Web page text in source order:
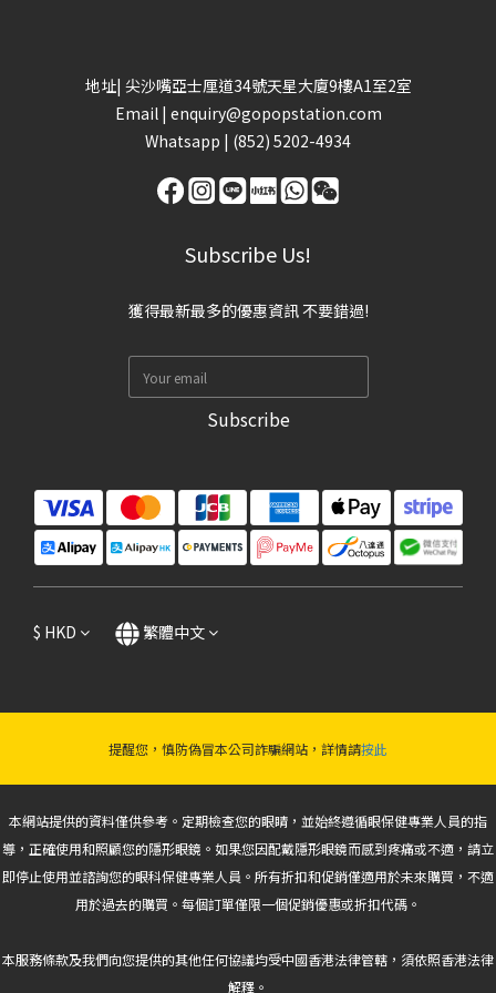
地址| 尖沙嘴亞士厘道34號天星大廈9樓A1至2室
Email | enquiry@gopopstation.com
Whatsapp | (852) 5202-4934
Subscribe Us!
獲得最新最多的優惠資訊 不要錯過!
Subscribe
$ HKD 繁體中文
提醒您，慎防偽冒本公司詐騙網站，詳情請按此
本網站提供的資料僅供參考。定期檢查您的眼睛，並始終遵循眼保健專業人員的指
導，正確使用和照顧您的隱形眼鏡。如果您因配戴隱形眼鏡而感到疼痛或不適，請立
即停止使用並諮詢您的眼科保健專業人員。所有折扣和促銷僅適用於未來購買，不適
用於過去的購買。每個訂單僅限一個促銷優惠或折扣代碼。
本服務條款及我們向您提供的其他任何協議均受中國香港法律管轄，須依照香港法律
解釋。